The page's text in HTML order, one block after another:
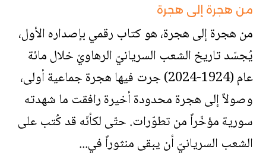
من هجرة إلى هجرة
من هجرة إلى هجرة، هو كتاب رقمي بإصداره الأول،
يُجسّد تاريخ الشعب السريانيّ الرهاويّ خلال مائة
عام (1924-2024) جرت فيها هجرة جماعية أولى،
وصولاً إلى هجرة محدودة أخيرة رافقت ما شهدته
سورية مؤخّراً من تطوّرات. حتّى لكأنّه قد كُتب على
الشعب السريانيّ أن يبقى منثوراً في...